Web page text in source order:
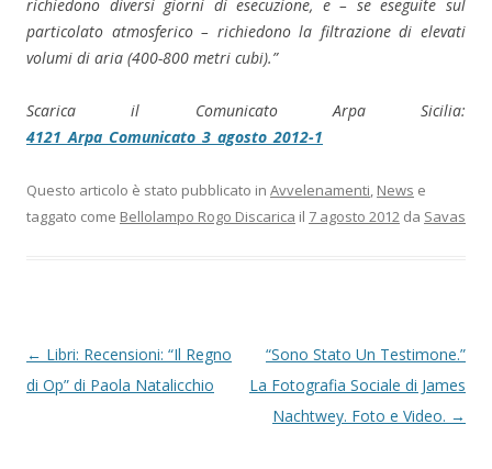
richiedono diversi giorni di esecuzione, e – se eseguite sul
particolato atmosferico – richiedono la filtrazione di elevati
volumi di aria (400-800 metri cubi).”
Scarica il Comunicato Arpa Sicilia:
4121_Arpa_Comunicato_3_agosto_2012-1
Questo articolo è stato pubblicato in Avvelenamenti, News e
taggato come Bellolampo Rogo Discarica il 7 agosto 2012 da Savas
Navigazione articolo
← Libri: Recensioni: “Il Regno
di Op” di Paola Natalicchio
“Sono Stato Un Testimone.”
La Fotografia Sociale di James
Nachtwey. Foto e Video. →